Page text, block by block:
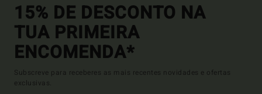
15% DE DESCONTO NA
TUA PRIMEIRA
ENCOMENDA*
Subscreve para receberes as mais recentes novidades e ofertas
exclusivas.